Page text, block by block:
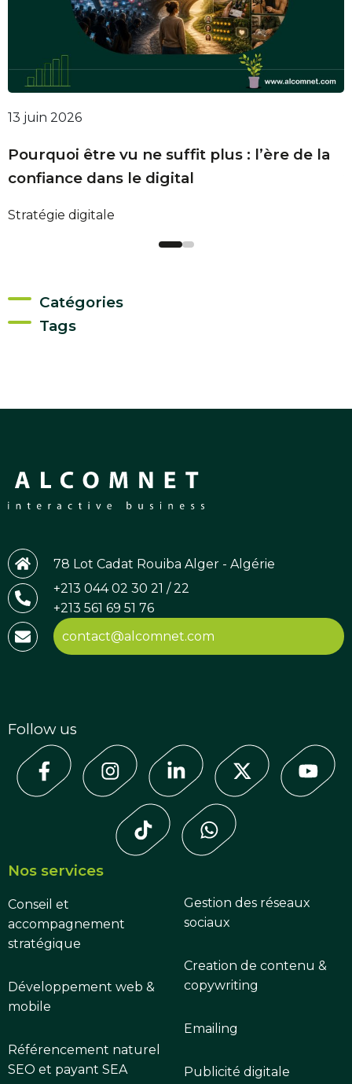
13 juin 2026
Pourquoi être vu ne suffit plus : l’ère de la
confiance dans le digital
Stratégie digitale
Catégories
Tags
78 Lot Cadat Rouiba Alger - Algérie
+213 044 02 30 21 / 22
+213 561 69 51 76
contact@alcomnet.com
Follow us
Nos services
Conseil et
accompagnement
stratégique
Développement web &
mobile
Référencement naturel
SEO et payant SEA
Gestion des réseaux
sociaux
Creation de contenu &
copywriting
Emailing
Publicité digitale